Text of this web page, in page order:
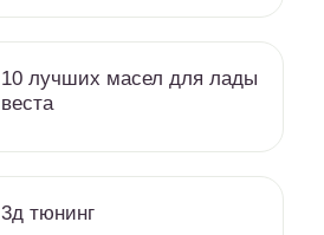
10 лучших масел для лады
веста
3д тюнинг